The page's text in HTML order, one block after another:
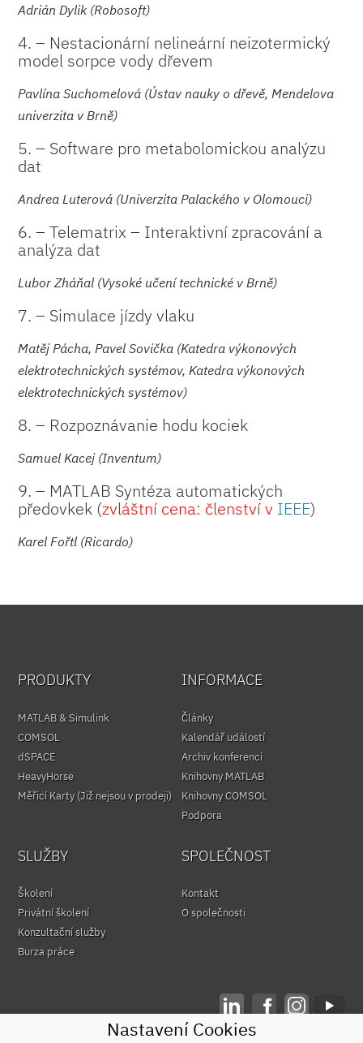
Adrián Dylik (Robosoft)
4. – Nestacionární nelineární neizotermický
model sorpce vody dřevem
Pavlína Suchomelová (Ústav nauky o dřevě, Mendelova
univerzita v Brně)
5. – Software pro metabolomickou analýzu
dat
Andrea Luterová (Univerzita Palackého v Olomouci)
6. – Telematrix – Interaktivní zpracování a
analýza dat
Lubor Zháňal (Vysoké učení technické v Brně)
7. – Simulace jízdy vlaku
Matěj Pácha, Pavel Sovička (Katedra výkonových
elektrotechnických systémov, Katedra výkonových
elektrotechnických systémov)
8. – Rozpoznávanie hodu kociek
Samuel Kacej (Inventum)
9. – MATLAB Syntéza automatických
předovkek (zvláštní cena: členství v IEEE)
Karel Fořtl (Ricardo)
Nastavení Cookies
PRODUKTY
MATLAB & Simulink
COMSOL
dSPACE
HeavyHorse
Měřicí Karty (Již nejsou v prodeji)
INFORMACE
Články
Kalendář událostí
Archiv konferencí
Knihovny MATLAB
Knihovny COMSOL
Podpora
SLUŽBY
Školení
Privátní školení
Konzultační služby
Burza práce
SPOLEČNOST
Kontakt
O společnosti